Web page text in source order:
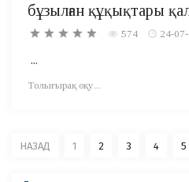
бұзылған құқықтары
574 24-
...
Толығырақ оқу...
НАЗАД 1 2 3 4 5